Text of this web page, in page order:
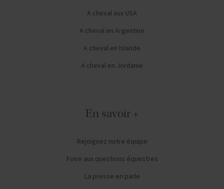
A cheval aux USA
A cheval en Argentine
A cheval en Islande
A cheval en Jordanie
En savoir +
Rejoignez notre équipe
Foire aux questions équestres
La presse en parle